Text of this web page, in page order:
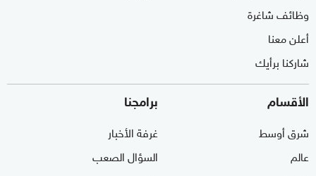
وظائف شاغرة
أعلن معنا
شاركنا برأيك
الأقسام
شرق أوسط
عالم
برامجنا
غرفة الأخبار
السؤال الصعب